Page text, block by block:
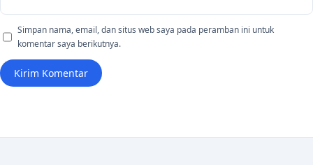
Simpan nama, email, dan situs web saya pada peramban ini untuk
komentar saya berikutnya.